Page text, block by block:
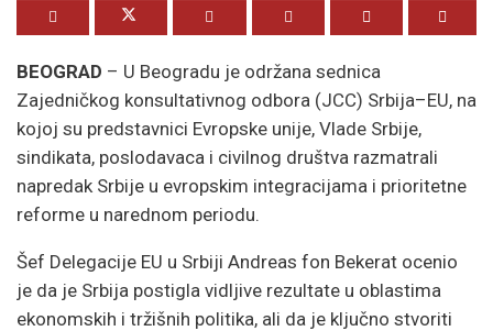
BEOGRAD – U Beogradu je održana sednica
Zajedničkog konsultativnog odbora (JCC) Srbija–EU, na
kojoj su predstavnici Evropske unije, Vlade Srbije,
sindikata, poslodavaca i civilnog društva razmatrali
napredak Srbije u evropskim integracijama i prioritetne
reforme u narednom periodu.
Šef Delegacije EU u Srbiji Andreas fon Bekerat ocenio
je da je Srbija postigla vidljive rezultate u oblastima
ekonomskih i tržišnih politika, ali da je ključno stvoriti